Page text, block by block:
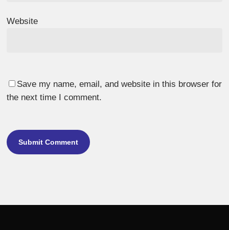
Website
Save my name, email, and website in this browser for
the next time I comment.